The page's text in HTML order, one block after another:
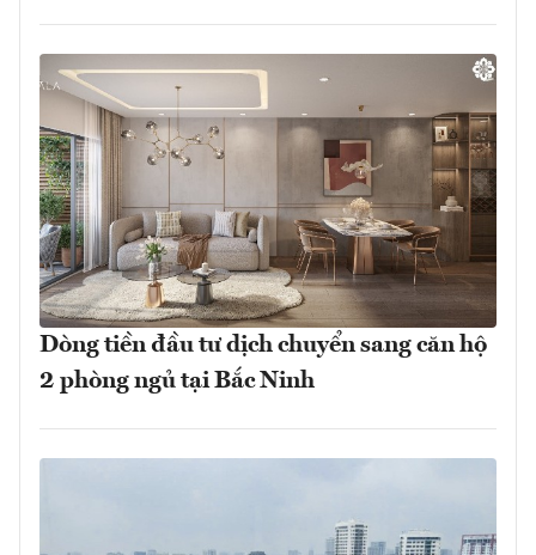
Dòng tiền đầu tư dịch chuyển sang căn hộ
2 phòng ngủ tại Bắc Ninh